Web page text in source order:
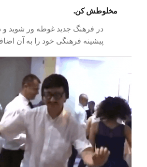
مخلوطش کن.
در فرهنگ جدید غوطه ور شوید و
پیشینه فرهنگی خود را به آن